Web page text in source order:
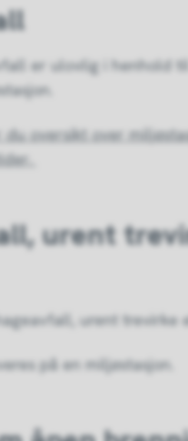
er ulovlig i henhold
du oversikt over
urent
urent trevirke
på en miljøstasjon.